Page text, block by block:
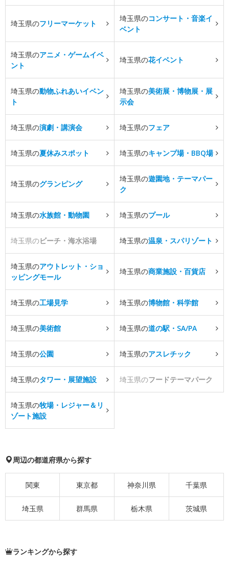
埼玉県のフリーマーケット
埼玉県のコンサート・音楽イ
ベント
埼玉県のアニメ・ゲームイベ
ント
埼玉県の花イベント
埼玉県の動物ふれあいイベン
ト
埼玉県の美術展・博物展・展
示会
埼玉県の演劇・講演会 埼玉県のフェア
埼玉県の夏休みスポット 埼玉県のキャンプ場・BBQ場
埼玉県のグランピング
埼玉県の遊園地・テーマパー
ク
埼玉県の水族館・動物園 埼玉県のプール
埼玉県のビーチ・海水浴場 埼玉県の温泉・スパリゾート
埼玉県のアウトレット・ショ
ッピングモール
埼玉県の商業施設・百貨店
埼玉県の工場見学 埼玉県の博物館・科学館
埼玉県の美術館 埼玉県の道の駅・SA/PA
埼玉県の公園 埼玉県のアスレチック
埼玉県のタワー・展望施設 埼玉県のフードテーマパーク
埼玉県の牧場・レジャー＆リ
ゾート施設
周辺の都道府県から探す
関東 東京都 神奈川県 千葉県
埼玉県 群馬県 栃木県 茨城県
ランキングから探す